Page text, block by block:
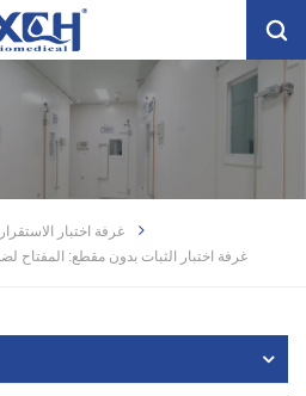
غرفة اختبار الاستقرار
غرفة اختبار الثبات بدون مقطع: المفتاح